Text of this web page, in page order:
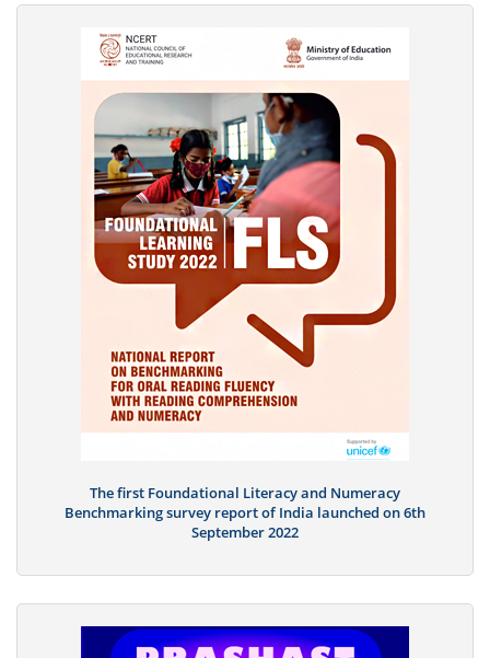
The first Foundational Literacy and Numeracy
Benchmarking survey report of India launched on 6th
September 2022